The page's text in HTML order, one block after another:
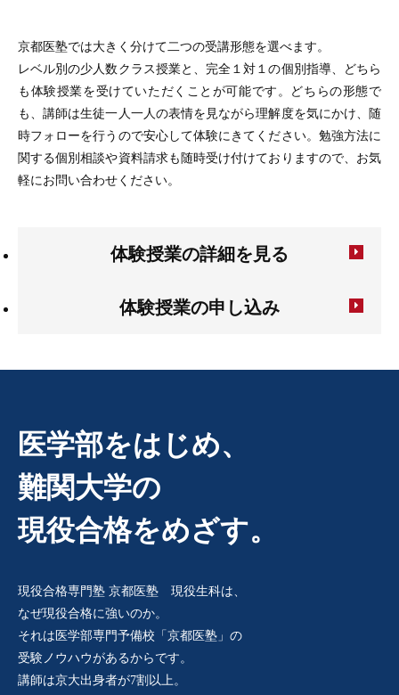
京都医塾では大きく分けて二つの受講形態を選べます。
レベル別の少人数クラス授業と、完全１対１の個別指導、どちら
も体験授業を受けていただくことが可能です。どちらの形態で
も、講師は生徒一人一人の表情を見ながら理解度を気にかけ、随
時フォローを行うので安心して体験にきてください。勉強方法に
関する個別相談や資料請求も随時受け付けておりますので、お気
軽にお問い合わせください。
体験授業の詳細を見る
体験授業の申し込み
医学部をはじめ、
難関大学の
現役合格をめざす。
現役合格専門塾 京都医塾 現役生科は、
なぜ現役合格に強いのか。
それは医学部専門予備校「京都医塾」の
受験ノウハウがあるからです。
講師は京大出身者が7割以上。